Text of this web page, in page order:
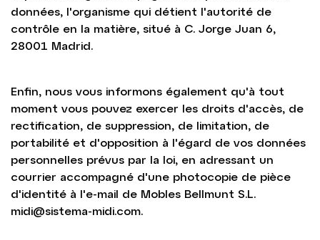
données, l'organisme qui détient l'autorité de
contrôle en la matière, situé à C. Jorge Juan 6,
28001 Madrid.
Enfin, nous vous informons également qu'à tout
moment vous pouvez exercer les droits d'accès, de
rectification, de suppression, de limitation, de
portabilité et d'opposition à l'égard de vos données
personnelles prévus par la loi, en adressant un
courrier accompagné d'une photocopie de pièce
d'identité à l'e-mail de Mobles Bellmunt S.L.
midi@sistema-midi.com.